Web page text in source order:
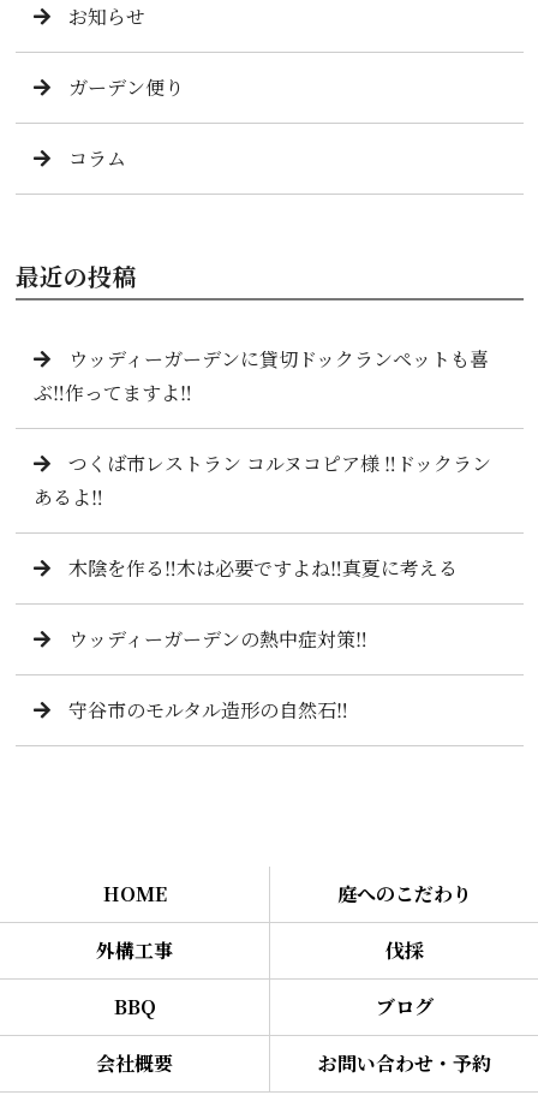
お知らせ
ガーデン便り
コラム
最近の投稿
ウッディーガーデンに貸切ドックランペットも喜
ぶ‼️作ってますよ‼️
つくば市レストラン コルヌコピア様 ‼️ドックラン
あるよ‼️
木陰を作る‼️木は必要ですよね‼️真夏に考える
ウッディーガーデンの熱中症対策‼️
守谷市のモルタル造形の自然石‼️
HOME 庭へのこだわり
外構工事 伐採
BBQ ブログ
会社概要 お問い合わせ・予約